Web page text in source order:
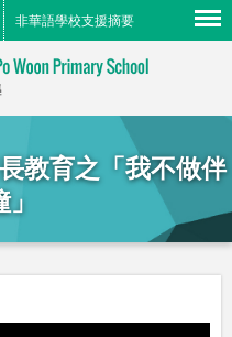
非華語學校支援摘要
教育之「我不做伴
Menu